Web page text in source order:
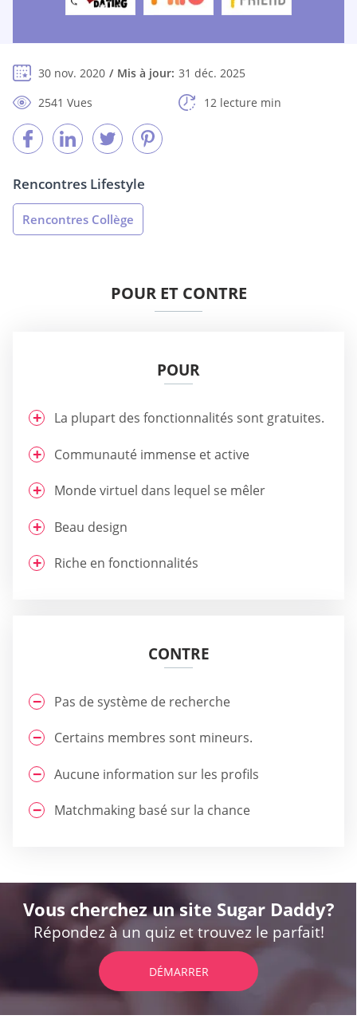
30 nov. 2020 Mis à jour: 31 déc. 2025
2541 Vues
12 lecture min
Rencontres Lifestyle
Rencontres Collège
POUR ET CONTRE
POUR
La plupart des fonctionnalités sont gratuites.
Communauté immense et active
Monde virtuel dans lequel se mêler
Beau design
Riche en fonctionnalités
CONTRE
Pas de système de recherche
Certains membres sont mineurs.
Aucune information sur les profils
Matchmaking basé sur la chance
Vous cherchez un site Sugar Daddy?
Répondez à un quiz et trouvez le parfait!
DÉMARRER